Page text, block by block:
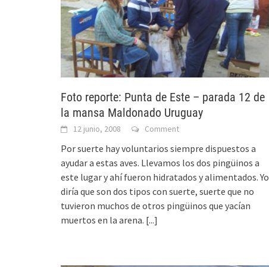
Foto reporte: Punta de Este – parada 12 de
la mansa Maldonado Uruguay
12 junio, 2008 Comment
Por suerte hay voluntarios siempre dispuestos a
ayudar a estas aves. Llevamos los dos pingüinos a
este lugar y ahí fueron hidratados y alimentados. Yo
diría que son dos tipos con suerte, suerte que no
tuvieron muchos de otros pingüinos que yacían
muertos en la arena. [...]